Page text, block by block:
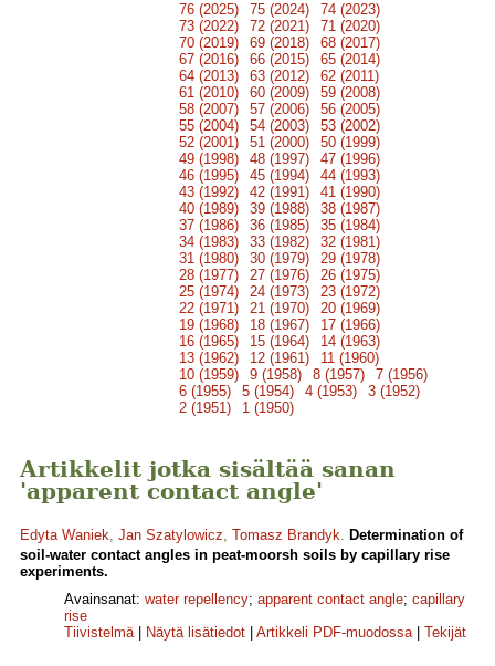
76 (2025) 75 (2024)
74 (2023)
73 (2022)
72 (2021)
71 (2020)
70 (2019)
69 (2018)
68 (2017)
67 (2016)
66 (2015)
65 (2014)
64 (2013)
63 (2012)
62 (2011)
61 (2010)
60 (2009)
59 (2008)
58 (2007)
57 (2006)
56 (2005)
55 (2004)
54 (2003)
53 (2002)
52 (2001)
51 (2000)
50 (1999)
49 (1998)
48 (1997)
47 (1996)
46 (1995)
45 (1994)
44 (1993)
43 (1992)
42 (1991)
41 (1990)
40 (1989)
39 (1988)
38 (1987)
37 (1986)
36 (1985)
35 (1984)
34 (1983)
33 (1982)
32 (1981)
31 (1980)
30 (1979)
29 (1978)
28 (1977)
27 (1976)
26 (1975)
25 (1974)
24 (1973)
23 (1972)
22 (1971)
21 (1970)
20 (1969)
19 (1968)
18 (1967)
17 (1966)
16 (1965)
15 (1964)
14 (1963)
13 (1962)
12 (1961)
11 (1960)
10 (1959)
9 (1958) 8 (1957)
7 (1956)
6 (1955)
5 (1954) 4 (1953)
3 (1952)
2 (1951)
1 (1950)
Artikkelit jotka sisältää sanan
'apparent contact angle'
Edyta Waniek, Jan Szatylowicz, Tomasz Brandyk. Determination of
soil-water contact angles in peat-moorsh soils by capillary rise
experiments.
Avainsanat: water repellency; apparent contact angle; capillary
rise
Tiivistelmä| Näytä lisätiedot Artikkeli PDF-muodossa| Tekijät